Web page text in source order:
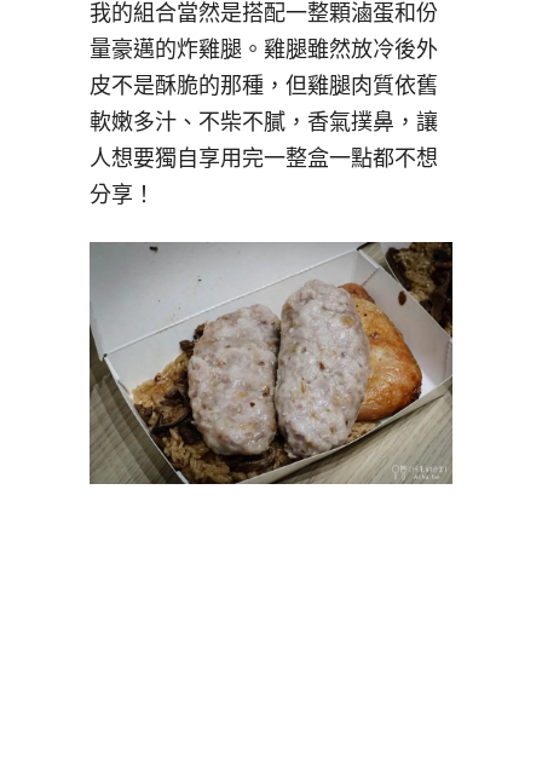
我的組合當然是搭配一整顆滷蛋和份
量豪邁的炸雞腿。雞腿雖然放冷後外
皮不是酥脆的那種，但雞腿肉質依舊
軟嫩多汁、不柴不膩，香氣撲鼻，讓
人想要獨自享用完一整盒一點都不想
分享！